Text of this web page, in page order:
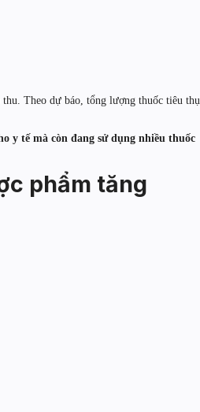
Theo dự báo, tổng lượng thuốc tiêu thụ
y tế mà còn đang sử dụng nhiều thuốc
phẩm tăng